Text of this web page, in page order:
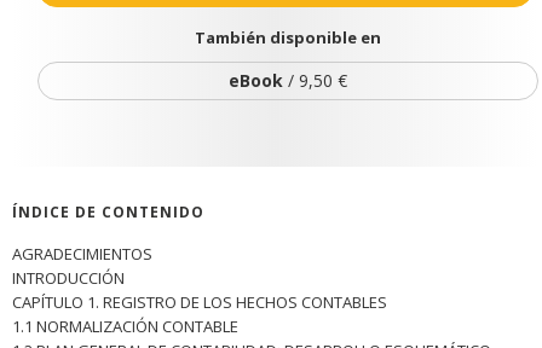
También disponible en
eBook / 9,50 €
ÍNDICE DE CONTENIDO
AGRADECIMIENTOS
INTRODUCCIÓN
CAPÍTULO 1. REGISTRO DE LOS HECHOS CONTABLES
1.1 NORMALIZACIÓN CONTABLE